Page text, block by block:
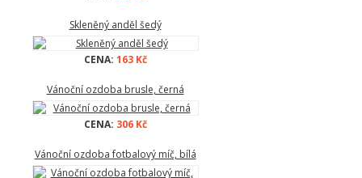
Skleněný anděl šedý
CENA: 163 Kč
Vánoční ozdoba brusle, černá
CENA: 306 Kč
Vánoční ozdoba fotbalový míč, bílá